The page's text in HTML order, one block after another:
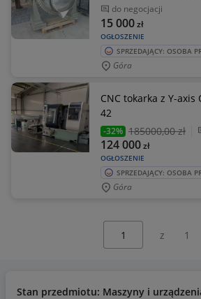
do negocjacji
OGŁOSZENIE
15 000zł
SPRZEDAJĄCY: OSOBA
Góra
CNC tokarka z Y-axis
42
-32% 185000,00 zł
OGŁOSZENIE
124 000zł
SPRZEDAJĄCY: OSOBA
Góra
z 1
Stan przedmiotu: Maszyny i